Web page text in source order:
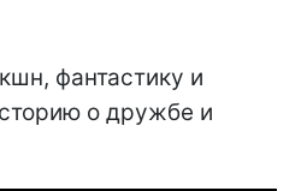
фантастику и
о дружбе и